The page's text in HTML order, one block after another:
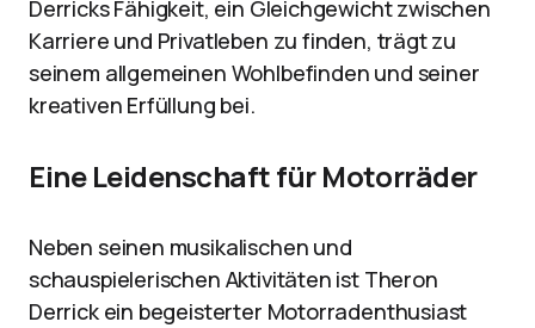
Derricks Fähigkeit, ein Gleichgewicht zwischen
Karriere und Privatleben zu finden, trägt zu
seinem allgemeinen Wohlbefinden und seiner
kreativen Erfüllung bei.
Eine Leidenschaft für Motorräder
Neben seinen musikalischen und
schauspielerischen Aktivitäten ist Theron
Derrick ein begeisterter Motorradenthusiast